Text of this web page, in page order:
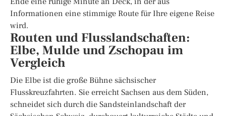
Informationen eine stimmige Route für Ihre eigene Reise
wird.
Routen und Flusslandschaften:
Elbe, Mulde und Zschopau im
Vergleich
Die Elbe ist die große Bühne sächsischer
Flusskreuzfahrten. Sie erreicht Sachsen aus dem Süden,
schneidet sich durch die Sandsteinlandschaft der